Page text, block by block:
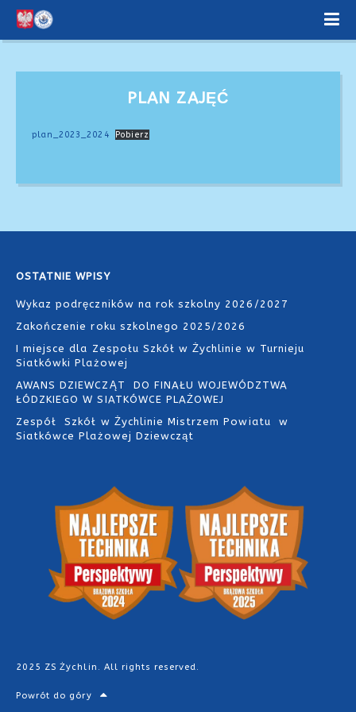
PLAN ZAJĘĆ
plan_2023_2024 Pobierz
OSTATNIE WPISY
Wykaz podręczników na rok szkolny 2026/2027
Zakończenie roku szkolnego 2025/2026
I miejsce dla Zespołu Szkół w Żychlinie w Turnieju
Siatkówki Plażowej
AWANS DZIEWCZĄT DO FINAŁU WOJEWÓDZTWA
ŁÓDZKIEGO W SIATKÓWCE PLAŻOWEJ
Zespół Szkół w Żychlinie Mistrzem Powiatu w
Siatkówce Plażowej Dziewcząt
2025 ZS Żychlin. All rights reserved.
Powrót do góry